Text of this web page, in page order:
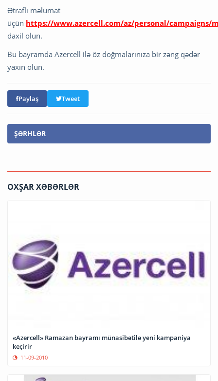
Ətraflı məlumat
üçün https://www.azercell.com/az/personal/campaigns/
daxil olun.
Bu bayramda Azercell ilə öz doğmalarınıza bir zəng qədər
yaxın olun.
Paylaş Tweet
ŞƏRHLƏR
OXŞAR XƏBƏRLƏR
«Azercell» Ramazan bayramı münasibətilə yeni kampaniya
keçirir
11-09-2010